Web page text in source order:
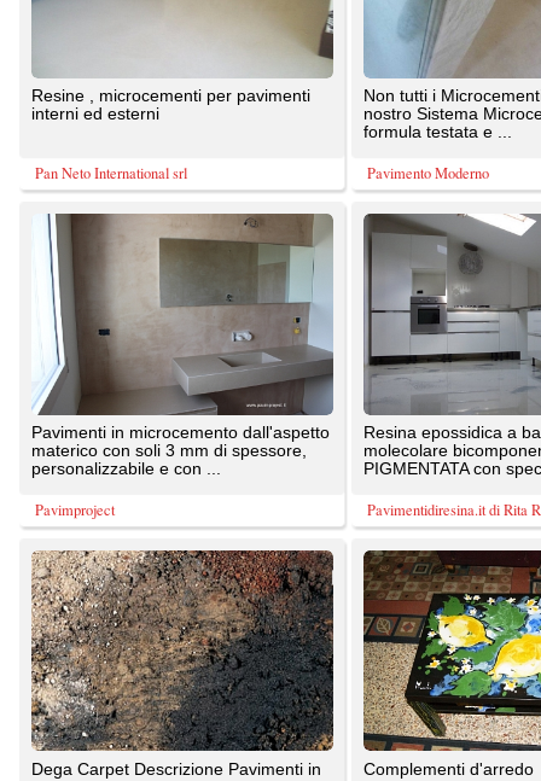
Pavimentidiresina.it di Rita Raffaele
Dega Carpet Descrizione Pavimenti in
resina: Formulato a base di resine
sintetiche da miscelare ...
Gobbetto S.r.l.
Complementi d'arredo
Pavimentidiresina.it di Rita Raffaele
effetto materico realizzabile sia a
pavimento che a parete, ...
Tecnicem srl
Solo 3/4 mm di spessore, rinnova e
decora pavimenti nuovi o ...
Pavitek sas di Arena Enzo & C.
1 2
TrovaPavimenti.it
AF Coding Studio
via A. Diaz, 1